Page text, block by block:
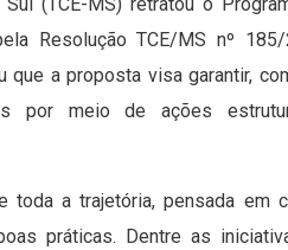
(TCE-MS) retratou o
Resolução TCE/MS nº
a proposta visa garantir,
por meio de ações
a trajetória, pensada em
práticas. Dentre as